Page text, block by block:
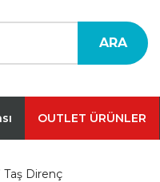
ARA
OUTLET ÜRÜNLER
Taş Direnç